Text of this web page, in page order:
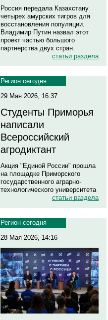
Россия передала Казахстану
четырех амурских тигров для
восстановления популяции.
Владимир Путин назвал этот
проект частью большого
партнерства двух стран.
статьи раздела
Регион сегодня
29 Мая 2026, 16:37
Студенты Приморья
написали
Всероссийский
агродиктант
Акция "Единой России" прошла
на площадке Приморского
государственного аграрно-
технологического университета
статьи раздела
Регион сегодня
28 Мая 2026, 14:16